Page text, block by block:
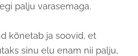
palju varasemaga.
kõnetab ja soovid, et
sinu elu enam nii palju,